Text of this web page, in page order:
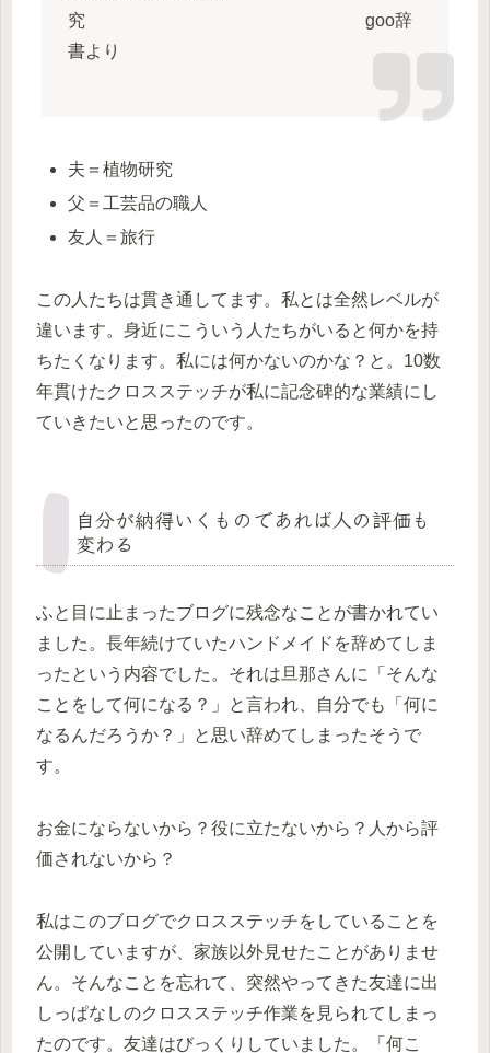
究 goo辞
書より
夫＝植物研究
父＝工芸品の職人
友人＝旅行
この人たちは貫き通してます。私とは全然レベルが
違います。身近にこういう人たちがいると何かを持
ちたくなります。私には何かないのかな？と。10数
年貫けたクロスステッチが私に記念碑的な業績にし
ていきたいと思ったのです。
自分が納得いくものであれば人の評価も
変わる
ふと目に止まったブログに残念なことが書かれてい
ました。長年続けていたハンドメイドを辞めてしま
ったという内容でした。それは旦那さんに「そんな
ことをして何になる？」と言われ、自分でも「何に
なるんだろうか？」と思い辞めてしまったそうで
す。
お金にならないから？役に立たないから？人から評
価されないから？
私はこのブログでクロスステッチをしていることを
公開していますが、家族以外見せたことがありませ
ん。そんなことを忘れて、突然やってきた友達に出
しっぱなしのクロスステッチ作業を見られてしまっ
たのです。友達はびっくりしていました。「何こ